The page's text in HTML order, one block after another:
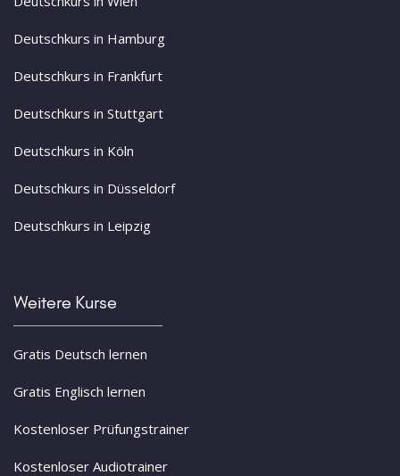
Deutschkurs in Hamburg
Deutschkurs in Frankfurt
Deutschkurs in Stuttgart
Deutschkurs in Köln
Deutschkurs in Düsseldorf
Deutschkurs in Leipzig
Weitere Kurse
Gratis Deutsch lernen
Gratis Englisch lernen
Kostenloser Prüfungstrainer
Kostenloser Audiotrainer